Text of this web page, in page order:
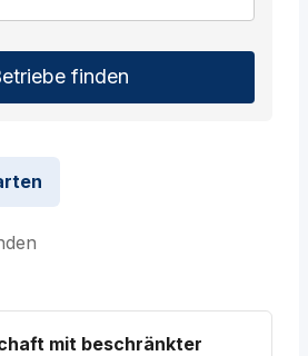
finden
mit beschränkter